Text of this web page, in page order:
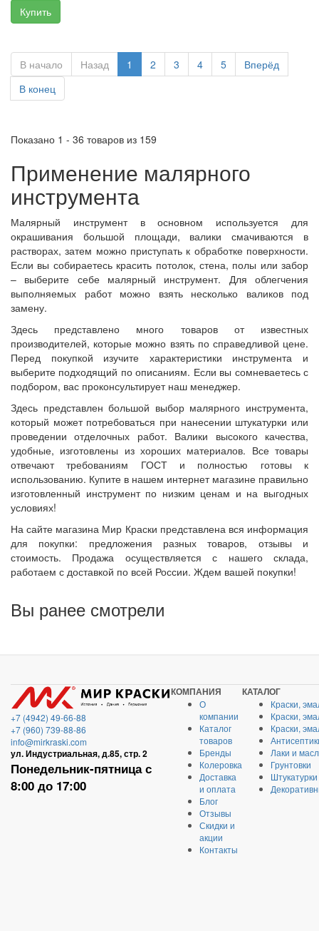
Купить
В начало Назад 1 2 3 4 5
Вперёд
В конец
Показано 1 - 36 товаров из 159
Применение малярного
инструмента
Малярный инструмент в основном используется для
окрашивания большой площади, валики смачиваются в
растворах, затем можно приступать к обработке поверхности.
Если вы собираетесь красить потолок, стена, полы или забор
– выберите себе малярный инструмент. Для облегчения
выполняемых работ можно взять несколько валиков под
замену.
Здесь представлено много товаров от известных
производителей, которые можно взять по справедливой цене.
Перед покупкой изучите характеристики инструмента и
выберите подходящий по описаниям. Если вы сомневаетесь с
подбором, вас проконсультирует наш менеджер.
Здесь представлен большой выбор малярного инструмента,
который может потребоваться при нанесении штукатурки или
проведении отделочных работ. Валики высокого качества,
удобные, изготовлены из хороших материалов. Все товары
отвечают требованиям ГОСТ и полностью готовы к
использованию. Купите в нашем интернет магазине правильно
изготовленный инструмент по низким ценам и на выгодных
условиях!
На сайте магазина Мир Краски представлена вся информация
для покупки: предложения разных товаров, отзывы и
стоимость. Продажа осуществляется с нашего склада,
работаем с доставкой по всей России. Ждем вашей покупки!
Вы ранее смотрели
+7 (4942) 49-66-88
+7 (960) 739-88-86
info@mirkraski.com
ул. Индустриальная, д.85, стр. 2
Понедельник-пятница с
8:00 до 17:00
КОМПАНИЯ
О
компании
Каталог
товаров
Бренды
Колеровка
Доставка
и оплата
Блог
Отзывы
Скидки и
акции
Контакты
КАТАЛОГ
Краски,
Краски,
Краски,
Лаки и
Грунтовки